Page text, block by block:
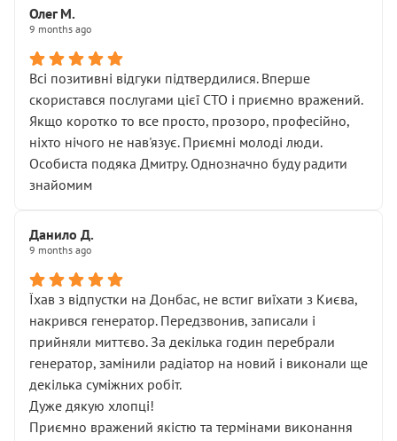
Олег М.
9 months ago
Всі позитивні відгуки підтвердилися. Вперше
скористався послугами цієї СТО і приємно вражений.
Якщо коротко то все просто, прозоро, професійно,
ніхто нічого не нав'язує. Приємні молоді люди.
Особиста подяка Дмитру. Однозначно буду радити
знайомим
Данило Д.
9 months ago
Їхав з відпустки на Донбас, не встиг виїхати з Києва,
накрився генератор. Передзвонив, записали і
прийняли миттєво. За декілька годин перебрали
генератор, замінили радіатор на новий і виконали ще
декілька суміжних робіт.
Дуже дякую хлопці!
Приємно вражений якістю та термінами виконання